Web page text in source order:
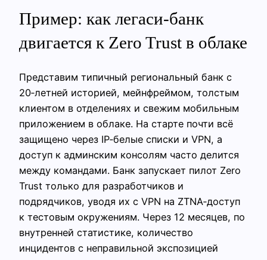
Пример: как легаси‑банк
двигается к Zero Trust в облаке
Представим типичный региональный банк с
20‑летней историей, мейнфреймом, толстым
клиентом в отделениях и свежим мобильным
приложением в облаке. На старте почти всё
защищено через IP‑белые списки и VPN, а
доступ к админским консолям часто делится
между командами. Банк запускает пилот Zero
Trust только для разработчиков и
подрядчиков, уводя их с VPN на ZTNA‑доступ
к тестовым окружениям. Через 12 месяцев, по
внутренней статистике, количество
инцидентов с неправильной экспозицией